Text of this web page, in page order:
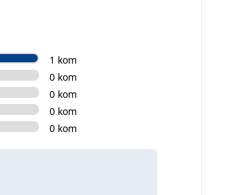
1 kom
0 kom
0 kom
0 kom
0 kom